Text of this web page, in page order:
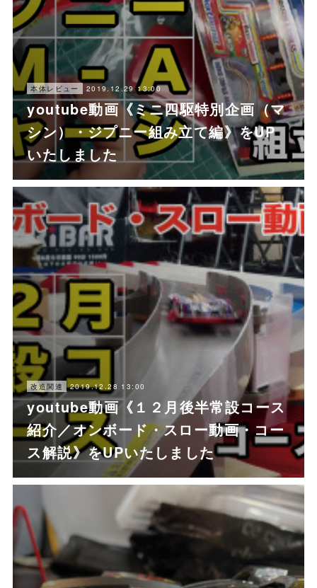
本体レビュー 2019.12.29 13:00
youtube動画《ミニ四駆特別企画（マ
シン）・ジプニー組み立て編》をUP
いたしました
改造関連 2019.12.28 13:00
youtube動画《１２月後半常設コース
紹介／オンボード・スロー動画・コー
ス解説》をUPいたしました